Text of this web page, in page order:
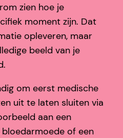
zien hoe je
moment zijn. Dat
opleveren, maar
beeld van je
om eerst medische
uit te laten sluiten via
aan een
of een